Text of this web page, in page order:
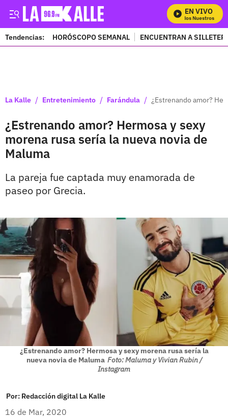
EN VIVO
Mira Todos Nuestros
Tendencias: HORÓSCOPO SEMANAL ENCUENTRAN A
La Kalle / Entretenimiento / Farándula / ¿Estrenando amor?
¿Estrenando amor? Hermosa y sexy
morena rusa sería la nueva novia de
Maluma
La pareja fue captada muy enamorada de
paseo por Grecia.
¿Estrenando amor? Hermosa y sexy morena rusa sería la
nueva novia de Maluma Foto: Maluma y Vivian Rubin /
Instagram
Por: Redacción digital La Kalle
16 de Mar, 2020